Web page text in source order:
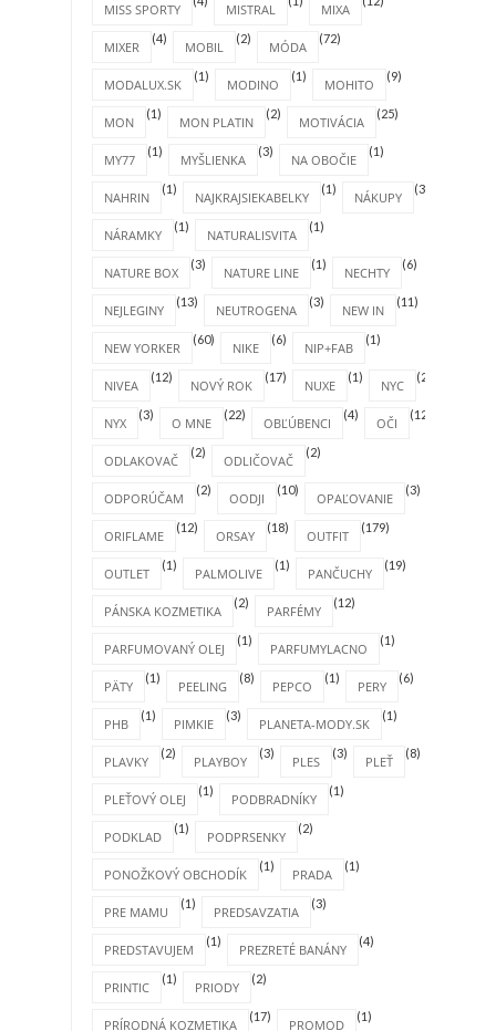
MISS SPORTY MISTRAL MIXA
MIXER
(4)
MOBIL
(2)
MÓDA
(72)
MODALUX.SK
(1)
MODINO
(1)
MOHITO
(9)
MON
(1)
MON PLATIN
(2)
MOTIVÁCIA
(25)
MY77
(1)
MYŠLIENKA
(3)
NA OBOČIE
(1)
NAHRIN
(1)
NAJKRAJSIEKABELKY
(1)
NÁKUPY
(31)
NÁRAMKY
(1)
NATURALISVITA
(1)
NATURE BOX
(3)
NATURE LINE
(1)
NECHTY
(6)
NEJLEGINY
(13)
NEUTROGENA
(3)
NEW IN
(11)
NEW YORKER
(60)
NIKE
(6)
NIP+FAB
(1)
NIVEA
(12)
NOVÝ ROK
(17)
NUXE
(1)
NYC
(2)
NYX
(3)
O MNE
(22)
OBĽÚBENCI
(4)
OČI
(12)
ODLAKOVAČ
(2)
ODLIČOVAČ
(2)
ODPORÚČAM
(2)
OODJI
(10)
OPAĽOVANIE
(3)
ORIFLAME
(12)
ORSAY
(18)
OUTFIT
(179)
OUTLET
(1)
PALMOLIVE
(1)
PANČUCHY
(19)
PÁNSKA KOZMETIKA
(2)
PARFÉMY
(12)
PARFUMOVANÝ OLEJ
(1)
PARFUMYLACNO
(1)
PÄTY
(1)
PEELING
(8)
PEPCO
(1)
PERY
(6)
PHB
(1)
PIMKIE
(3)
PLANETA-MODY.SK
(1)
PLAVKY
(2)
PLAYBOY
(3)
PLES
(3)
PLEŤ
(8)
PLEŤOVÝ OLEJ
(1)
PODBRADNÍKY
(1)
PODKLAD
(1)
PODPRSENKY
(2)
PONOŽKOVÝ OBCHODÍK
(1)
PRADA
(1)
PRE MAMU
(1)
PREDSAVZATIA
(3)
PREDSTAVUJEM
(1)
PREZRETÉ BANÁNY
(4)
PRINTIC
(1)
PRIODY
(2)
PRÍRODNÁ KOZMETIKA
(17)
PROMOD
(1)